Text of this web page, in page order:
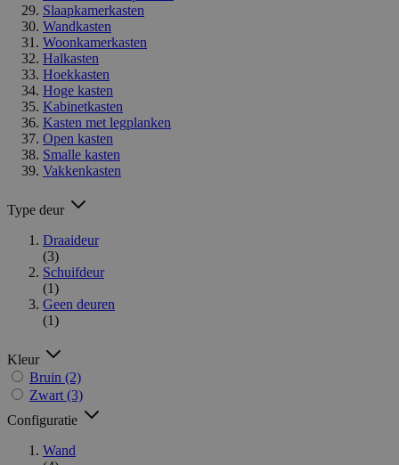
Slaapkamerkasten
Wandkasten
Woonkamerkasten
Halkasten
Hoekkasten
Hoge kasten
Kabinetkasten
Kasten met legplanken
Open kasten
Smalle kasten
Vakkenkasten
Type deur
Draaideur
(3)
Schuifdeur
(1)
Geen deuren
(1)
Kleur
Bruin (2)
Zwart (3)
Configuratie
Wand